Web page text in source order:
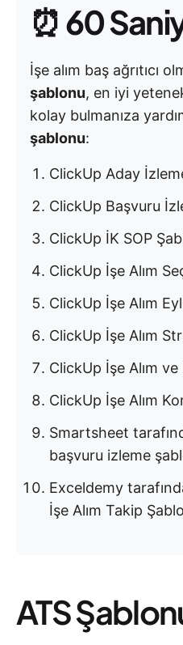
⏰60
İşe alım baş ağrıtıcı
şablonu, en iyi
kolay bulmanıza
şablonu:
ClickUp Aday
ClickUp Başvuru
ClickUp İK SOP
ClickUp İşe Alım
ClickUp İşe Alım
ClickUp İşe Alım
ClickUp İşe Alım ve
ClickUp İşe Alım
Smartsheet
başvuru izleme
Exceldemy
İşe Alım Takip
ATS